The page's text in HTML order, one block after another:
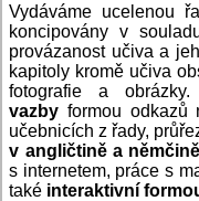
Vydáváme ucelenou
koncipovány v
provázanost učiva a
kapitoly kromě učiva
fotografie a
vazby formou odkazů
učebnicích z řady,
v angličtině a němčině
s internetem, práce s
také interaktivní